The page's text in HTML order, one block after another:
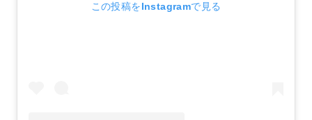
この投稿をInstagramで見る